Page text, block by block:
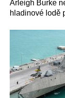
Arleigh Burke
hladinové lodě